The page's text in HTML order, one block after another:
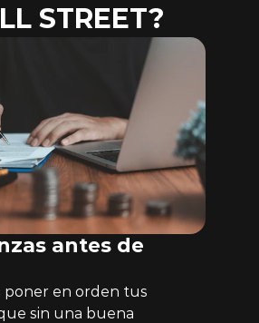
STREET?
antes de
poner en orden tus
sin una buena